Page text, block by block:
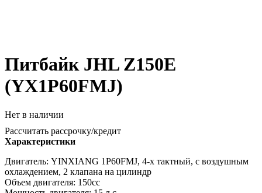
Питбайк JHL Z150E
(YX1P60FMJ)
Нет в наличии
Рассчитать рассрочку/кредит
Характеристики
Двигатель: YINXIANG 1P60FMJ, 4-х тактный, с воздушным
охлаждением, 2 клапана на цилиндр
Объем двигателя: 150сс